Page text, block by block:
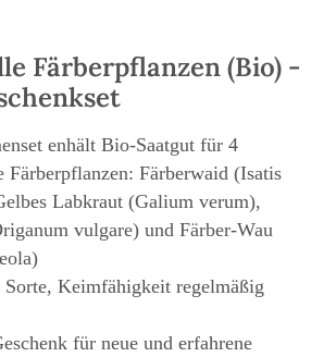
Färberpflanzen (Bio) -
enhält Bio-Saatgut für 4
Färberpflanzen: Färberwaid (Isatis
Labkraut (Galium verum),
vulgare) und Färber-Wau
Sorte, Keimfähigkeit regelmäßig
für neue und erfahrene